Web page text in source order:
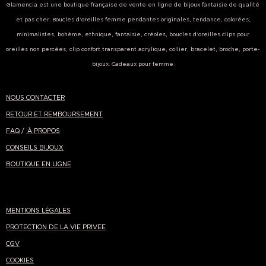
Glamencia est une boutique française de vente en ligne de bijoux fantaisie de qualité
et pas cher. Boucles d'oreilles femme pendantes originales, tendance, colorées,
minimalistes, bohème, ethnique, fantaisie, créoles, boucles d'oreilles clips pour
oreilles non percées, clip confort transparent acrylique, collier, bracelet, broche, porte-
bijoux. Cadeaux pour femme.
NOUS CONTACTER
RETOUR ET REMBOURSEMENT
FAQ / À PROPOS
CONSEILS BIJOUX
BOUTIQUE EN LIGNE
MENTIONS LÉGALES
PROTECTION DE LA VIE PRIVEE
CGV
COOKIES